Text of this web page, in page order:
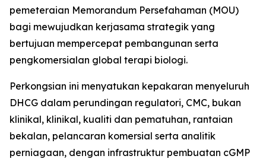
pemeteraian Memorandum Persefahaman (MOU)
bagi mewujudkan kerjasama strategik yang
bertujuan mempercepat pembangunan serta
pengkomersialan global terapi biologi.
Perkongsian ini menyatukan kepakaran menyeluruh
DHCG dalam perundingan regulatori, CMC, bukan
klinikal, klinikal, kualiti dan pematuhan, rantaian
bekalan, pelancaran komersial serta analitik
perniagaan, dengan infrastruktur pembuatan cGMP